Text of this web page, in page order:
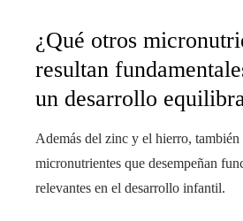
¿Qué otros
resultan
un desarrollo
Además del zinc y el hierro, también
micronutrientes que desempeñan
relevantes en el desarrollo infantil.